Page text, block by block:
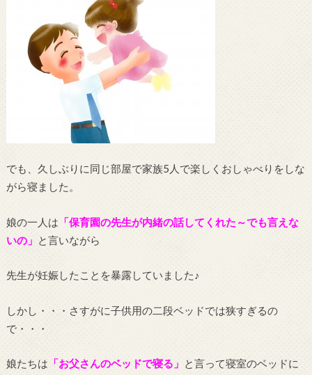
でも、久しぶりに同じ部屋で家族5人で楽しくおしゃべりをしな
がら寝ました。
娘の一人は 「保育園の先生が内緒の話してくれた～でも言えな
いの」 と言いながら
先生が妊娠したことを暴露していました♪
しかし・・・さすがに子供用の二段ベッドでは狭すぎるの
で・・・
娘たちは 「お父さんのベッドで寝る」 と言って寝室のベッドに